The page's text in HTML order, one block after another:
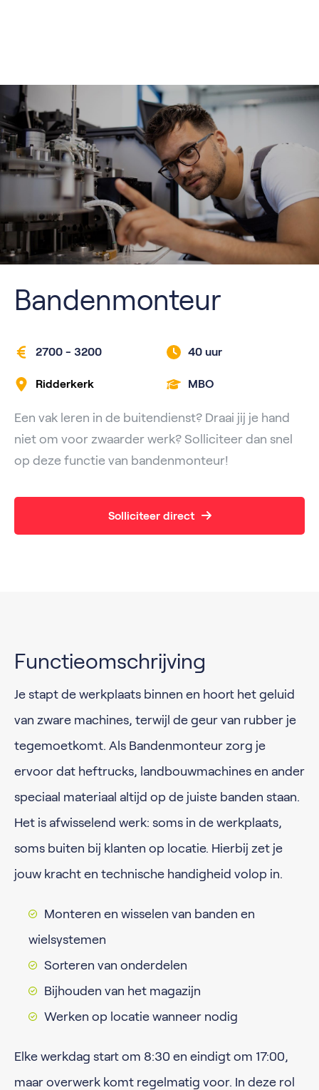
Bandenmonteur
2700 - 3200 40 uur
Ridderkerk MBO
Een vak leren in de buitendienst? Draai jij je hand
niet om voor zwaarder werk? Solliciteer dan snel
op deze functie van bandenmonteur!
Solliciteer direct
Functieomschrijving
Je stapt de werkplaats binnen en hoort het geluid
van zware machines, terwijl de geur van rubber je
tegemoetkomt. Als Bandenmonteur zorg je
ervoor dat heftrucks, landbouwmachines en ander
speciaal materiaal altijd op de juiste banden staan.
Het is afwisselend werk: soms in de werkplaats,
soms buiten bij klanten op locatie. Hierbij zet je
jouw kracht en technische handigheid volop in.
Monteren en wisselen van banden en
wielsystemen
Sorteren van onderdelen
Bijhouden van het magazijn
Werken op locatie wanneer nodig
Elke werkdag start om 8:30 en eindigt om 17:00,
maar overwerk komt regelmatig voor. In deze rol